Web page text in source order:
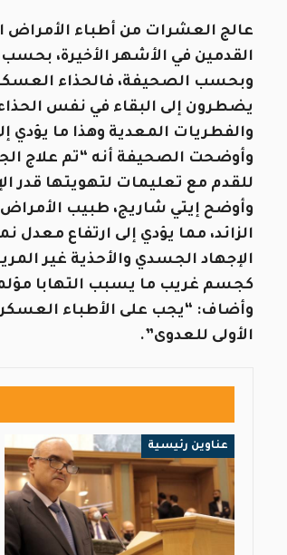
عالج العشرات من أطباء الأمراض
القدمين في الأشهر الأخيرة،
وبحسب الصحيفة، فالحذاء
يضطرون إلى البقاء في نفس الحذاء
والفطريات المعدية وهذا ما يؤدي
وأوضحت الصحيفة أنه “تم علاج
للقدم مع تعليمات لتهويتها قدر
وأوضح إيتي شاريج، طبيب الأمراض
الزائد، مما يؤدي إلى ارتفاع معدل
الإجهاد الجسدي والأحذية غير
كجسم غريب ما يسبب التهابا
وأضاف: “يجب على الأطباء
الأولى للعدوى”.
عناوين رئيسية